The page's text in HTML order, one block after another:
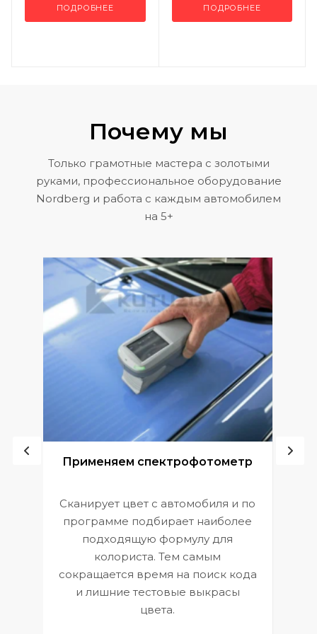
ПОДРОБНЕЕ ПОДРОБНЕЕ
Почему мы
Только грамотные мастера с золотыми
руками, профессиональное оборудование
Nordberg и работа с каждым автомобилем
на 5+
Применяем спектрофотометр
Сканирует цвет с автомобиля и по
программе подбирает наиболее
подходящую формулу для
колориста. Тем самым
сокращается время на поиск кода
и лишние тестовые выкрасы
цвета.